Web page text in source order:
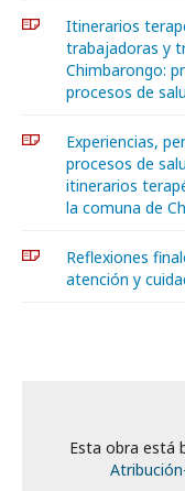
Itinerarios
trabajadoras y
Chimbarongo:
procesos de
Experiencias,
procesos de
itinerarios
la comuna de
Reflexiones
atención y
Esta obra está